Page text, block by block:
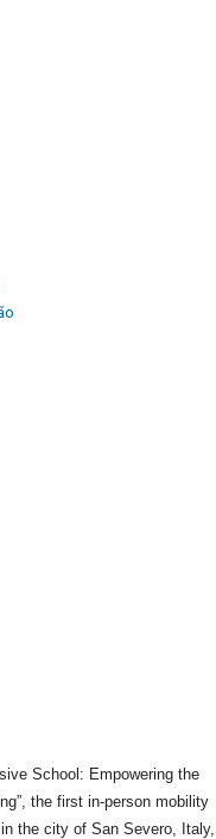
School: Empowering the
the first in-person mobility
the city of San Severo, Italy,